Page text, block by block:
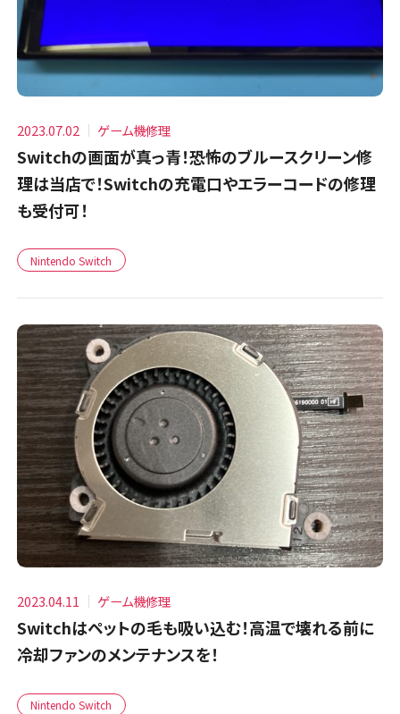
2023.07.02 ゲーム機修理
Switchの画面が真っ青！恐怖のブルースクリーン修
理は当店で！Switchの充電口やエラーコードの修理
も受付可！
Nintendo Switch
2023.04.11 ゲーム機修理
Switchはペットの毛も吸い込む！高温で壊れる前に
冷却ファンのメンテナンスを！
Nintendo Switch